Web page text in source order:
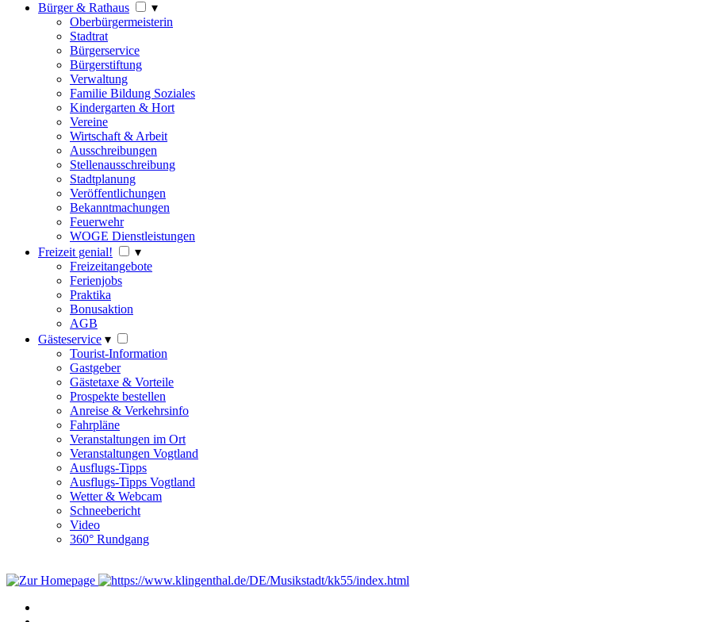
Bürger & Rathaus
▾
Oberbürgermeisterin
Stadtrat
Bürgerservice
Bürgerstiftung
Verwaltung
Familie Bildung Soziales
Kindergarten & Hort
Vereine
Wirtschaft & Arbeit
Ausschreibungen
Stellenausschreibung
Stadtplanung
Veröffentlichungen
Bekanntmachungen
Feuerwehr
WOGE Dienstleistungen
Freizeit genial!
▾
Freizeitangebote
Ferienjobs
Praktika
Bonusaktion
AGB
Gästeservice ▾
Tourist-Information
Gastgeber
Gästetaxe & Vorteile
Prospekte bestellen
Anreise & Verkehrsinfo
Fahrpläne
Veranstaltungen im Ort
Veranstaltungen Vogtland
Ausflugs-Tipps
Ausflugs-Tipps Vogtland
Wetter & Webcam
Schneebericht
Video
360° Rundgang